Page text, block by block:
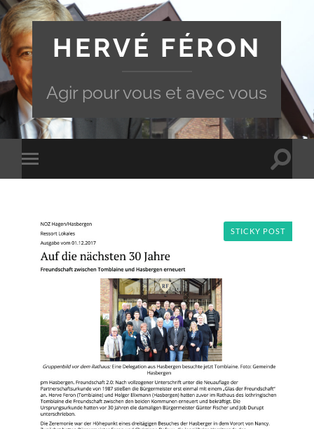
HERVÉ FÉRON
Agir pour vous et avec vous
Toggle
mobile
Toggle
STICKY POST